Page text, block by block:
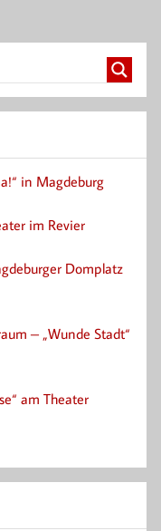
in Magdeburg
im Revier
Domplatz
– „Wunde Stadt“
am Theater